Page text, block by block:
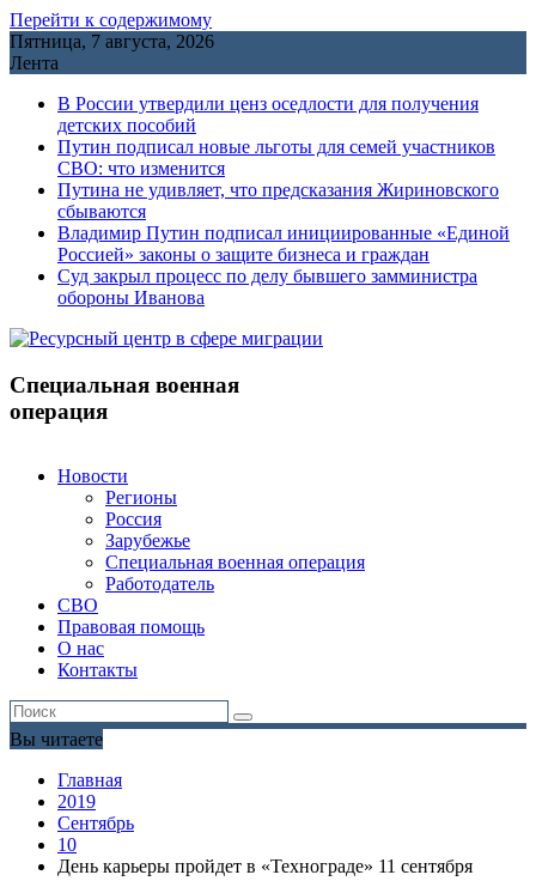
Перейти к содержимому
Пятница, 7 августа, 2026
Лента
В России утвердили ценз оседлости для получения
детских пособий
Путин подписал новые льготы для семей участников
СВО: что изменится
Путина не удивляет, что предсказания Жириновского
сбываются
Владимир Путин подписал инициированные «Единой
Россией» законы о защите бизнеса и граждан
Cуд закрыл процесс по делу бывшего замминистра
обороны Иванова
Специальная военная
операция
Новости
Регионы
Россия
Зарубежье
Специальная военная операция
Работодатель
СВО
Правовая помощь
О нас
Контакты
Вы читаете
Главная
2019
Сентябрь
10
День карьеры пройдет в «Технограде» 11 сентября